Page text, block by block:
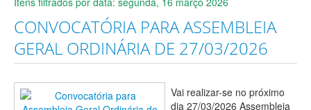
CONVOCATÓRIA PARA ASSEMBLEIA
GERAL ORDINÁRIA DE 27/03/2026
Vai realizar-se no próximo
dia 27/03/2026 Assembleia